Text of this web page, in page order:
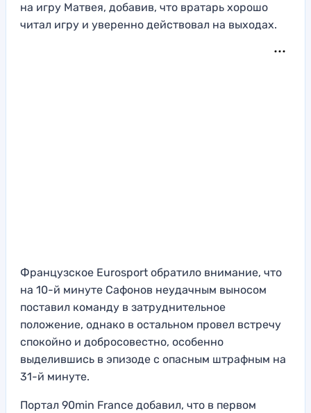
на игру Матвея, добавив, что вратарь хорошо
читал игру и уверенно действовал на выходах.
Французское Eurosport обратило внимание, что
на 10-й минуте Сафонов неудачным выносом
поставил команду в затруднительное
положение, однако в остальном провел встречу
спокойно и добросовестно, особенно
выделившись в эпизоде с опасным штрафным на
31-й минуте.
Портал 90min France добавил, что в первом